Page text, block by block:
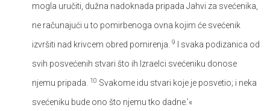
mogla uručiti, dužna nadoknada pripada Jahvi za svećenika,
ne računajući u to pomirbenoga ovna kojim će svećenik
izvršiti nad krivcem obred pomirenja. 9
I svaka podizanica od
svih posvećenih stvari što ih Izraelci svećeniku donose
njemu pripada.
10 Svakome idu stvari koje je posvetio; i neka
svećeniku bude ono što njemu tko dadne.’«